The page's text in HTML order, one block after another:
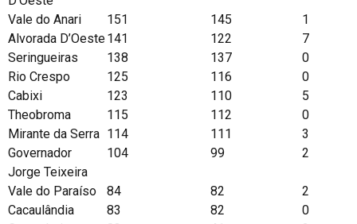
Vale do Anari
151 145
1
Alvorada D’Oeste141 122
7
Seringueiras
138 137
0
Rio Crespo
125 116
0
Cabixi
123 110
5
Theobroma
115 112
0
Mirante da Serra 114 111
3
Governador
Jorge Teixeira
104 99 2
Vale do Paraíso 84 82
2
Cacaulândia
83 82
0